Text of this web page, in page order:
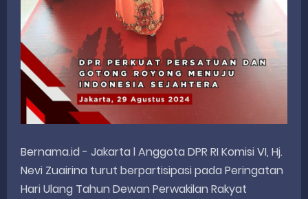
Bernama.id - Jakarta l Anggota DPR RI Komisi VI, Hj.
Nevi Zuairina turut berpartisipasi pada Peringatan
Hari Ulang Tahun Dewan Perwakilan Rakyat